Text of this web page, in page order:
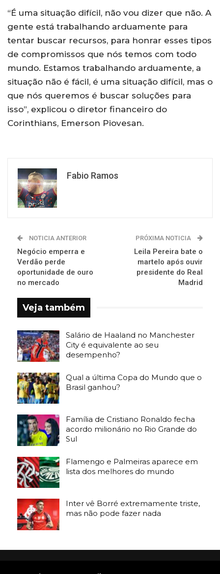
“É uma situação difícil, não vou dizer que não. A
gente está trabalhando arduamente para
tentar buscar recursos, para honrar esses tipos
de compromissos que nós temos com todo
mundo. Estamos trabalhando arduamente, a
situação não é fácil, é uma situação difícil, mas o
que nós queremos é buscar soluções para
isso”, explicou o diretor financeiro do
Corinthians, Emerson Piovesan.
Fabio Ramos
NOTICIA ANTERIOR
Negócio emperra e
Verdão perde
oportunidade de ouro
no mercado
PRÓXIMA NOTICIA
Leila Pereira bate o
martelo após ouvir
presidente do Real
Madrid
Veja também
Salário de Haaland no Manchester
City é equivalente ao seu
desempenho?
Qual a última Copa do Mundo que o
Brasil ganhou?
Família de Cristiano Ronaldo fecha
acordo milionário no Rio Grande do
Sul
Flamengo e Palmeiras aparece em
lista dos melhores do mundo
Inter vê Borré extremamente triste,
mas não pode fazer nada